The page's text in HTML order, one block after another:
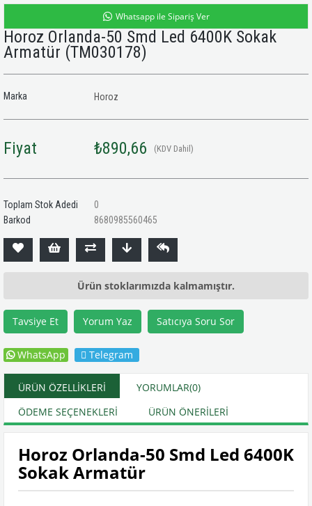
Whatsapp ile Sipariş Ver
Horoz Orlanda-50 Smd Led 6400K Sokak
Armatür (TM030178)
Marka Horoz
Fiyat ₺890,66 (KDV Dahil)
Toplam Stok Adedi
0
Barkod
8680985560465
Ürün stoklarımızda kalmamıştır.
Tavsiye Et Yorum Yaz Satıcıya Soru Sor
WhatsApp Telegram
ÜRÜN ÖZELLIKLERI YORUMLAR(0)
ÖDEME SEÇENEKLERI
ÜRÜN ÖNERILERI
Horoz Orlanda-50 Smd Led 6400K
Sokak Armatür